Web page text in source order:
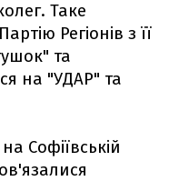
Таке
Регіонів з її
та
на "УДАР" та
Софіївській